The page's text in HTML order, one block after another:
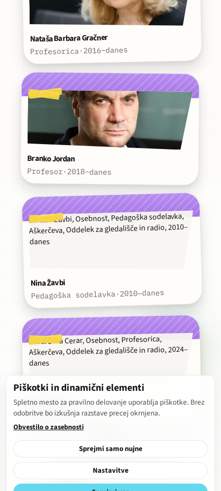
Nataša Barbara Gračner
Profesorica·2016–danes
Branko Jordan
Profesor·2018–danes
Nina Žavbi
Pedagoška sodelavka·2010–danes
Barbara Cerar
Profesorica·2024–danes
Naloži več
Pri nalaganju vsebin je prišlo do napake.
Piškotki in dinamični elementi
Spletno mesto za pravilno delovanje uporablja piškotke. Brez
odobritve bo izkušnja razstave precej okrnjena.
Obvestilo o zasebnosti
Sprejmi samo nujne
Nastavitve